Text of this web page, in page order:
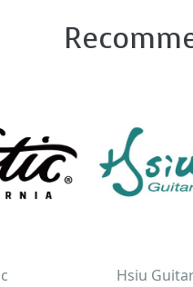
Hsiu